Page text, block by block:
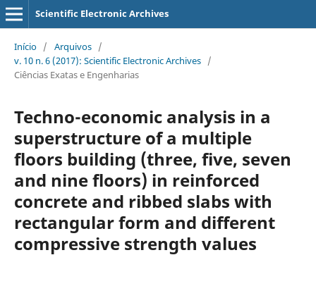
Scientific Electronic Archives
Início / Arquivos /
v. 10 n. 6 (2017): Scientific Electronic Archives /
Ciências Exatas e Engenharias
Techno-economic analysis in a
superstructure of a multiple
floors building (three, five, seven
and nine floors) in reinforced
concrete and ribbed slabs with
rectangular form and different
compressive strength values